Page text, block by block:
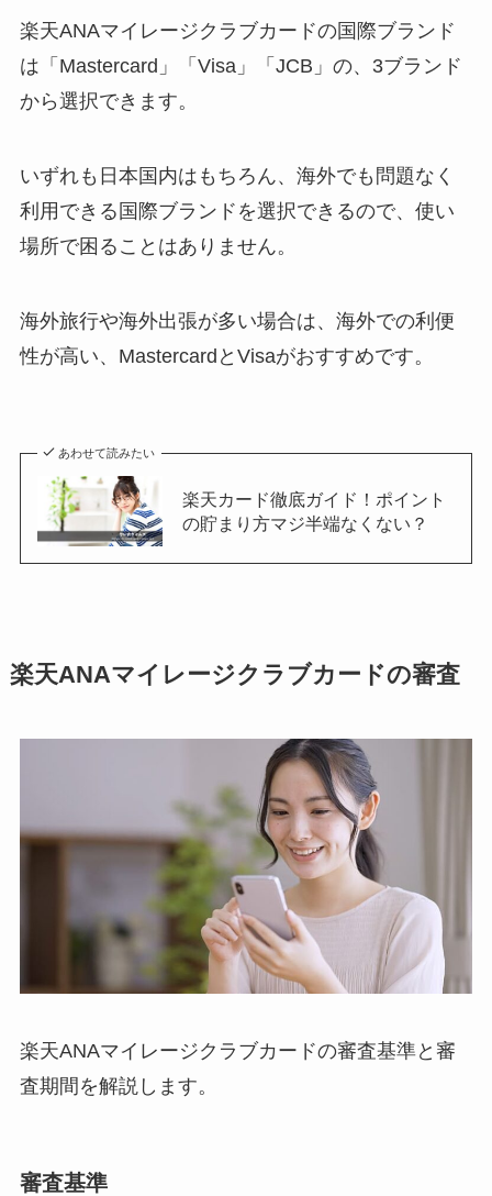
楽天ANAマイレージクラブカードの国際ブランド
は「Mastercard」「Visa」「JCB」の、3ブランド
から選択できます。
いずれも日本国内はもちろん、海外でも問題なく
利用できる国際ブランドを選択できるので、使い
場所で困ることはありません。
海外旅行や海外出張が多い場合は、海外での利便
性が高い、MastercardとVisaがおすすめです。
あわせて読みたい
楽天カード徹底ガイド！ポイント
の貯まり方マジ半端なくない？
楽天ANAマイレージクラブカードの審査
楽天ANAマイレージクラブカードの審査基準と審
査期間を解説します。
審査基準